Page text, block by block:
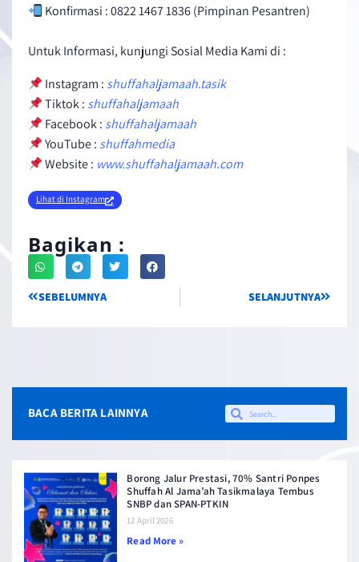
Konfirmasi : 0822 1467 1836 (Pimpinan Pesantren)
Untuk Informasi, kunjungi Sosial Media Kami di :
Instagram : shuffahaljamaah.tasik
Tiktok : shuffahaljamaah
Facebook : shuffahaljamaah
YouTube : shuffahmedia
Website : www.shuffahaljamaah.com
Lihat di Instagram
Bagikan :
SEBELUMNYA SELANJUTNYA
BACA BERITA LAINNYA
Borong Jalur Prestasi, 70% Santri Ponpes
Shuffah Al Jama’ah Tasikmalaya Tembus
SNBP dan SPAN-PTKIN
12 April 2026
Read More »